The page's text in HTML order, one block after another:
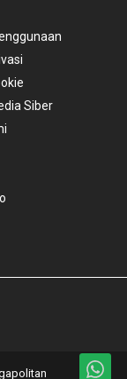
Siber